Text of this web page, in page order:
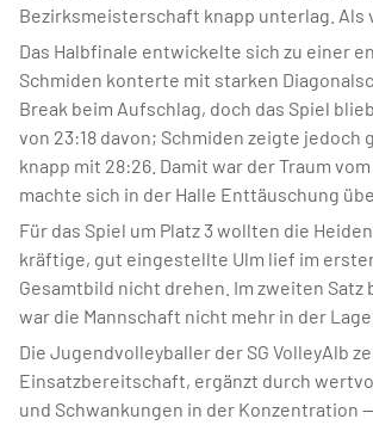
Bezirksmeisterschaft knapp unterlag.
Das Halbfinale entwickelte sich zu einer
Schmiden konterte mit starken
Break beim Aufschlag, doch das Spiel
von 23:18 davon; Schmiden zeigte
knapp mit 28:26. Damit war der Traum
machte sich in der Halle Enttäuschung
Für das Spiel um Platz 3 wollten die
kräftige, gut eingestellte Ulm lief im
Gesamtbild nicht drehen. Im zweiten
war die Mannschaft nicht mehr in der
Die Jugendvolleyballer der SG VolleyAlb
Einsatzbereitschaft, ergänzt durch
und Schwankungen in der Konzentration